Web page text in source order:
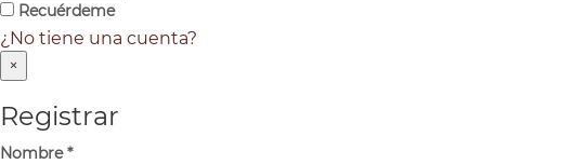
Recuérdeme
¿No tiene una cuenta?
×
Registrar
Nombre*